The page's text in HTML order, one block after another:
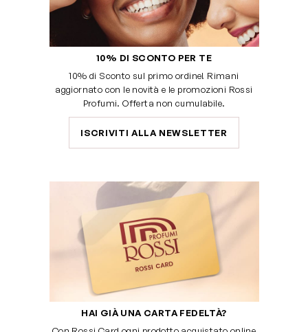
10% DI SCONTO PER TE
10% di Sconto sul primo ordine! Rimani
aggiornato con le novità e le promozioni Rossi
Profumi. Offerta non cumulabile.
ISCRIVITI ALLA NEWSLETTER
HAI GIÀ UNA CARTA FEDELTÀ?